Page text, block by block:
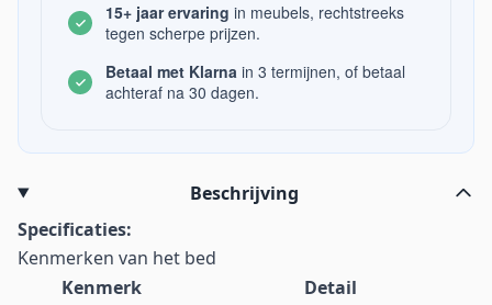
15+ jaar ervaring in meubels, rechtstreeks
tegen scherpe prijzen.
Betaal met Klarna in 3 termijnen, of betaal
achteraf na 30 dagen.
Beschrijving
Specificaties:
Kenmerken van het bed
Kenmerk
Detail